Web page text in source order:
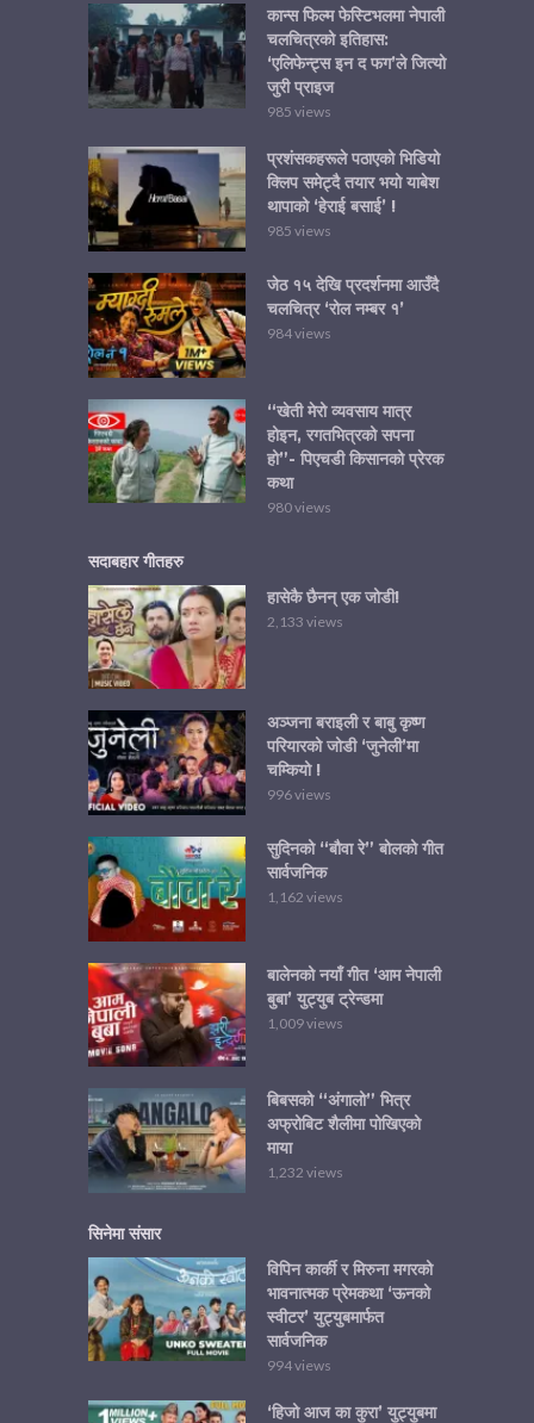
कान्स फिल्म फेस्टिभलमा नेपाली
चलचित्रको इतिहास:
‘एलिफेन्ट्स इन द फग’ले जित्यो
जुरी प्राइज
985 views
प्रशंसकहरूले पठाएको भिडियो
क्लिप समेट्दै तयार भयो याबेश
थापाको ‘हेराई बसाई’ !
985 views
जेठ १५ देखि प्रदर्शनमा आउँदै
चलचित्र ‘रोल नम्बर १’
984 views
“खेती मेरो व्यवसाय मात्र
होइन, रगतभित्रको सपना
हो”- पिएचडी किसानको प्रेरक
कथा
980 views
सदाबहार गीतहरु
हासेकै छैनन् एक जोडी!
2,133 views
अञ्जना बराइली र बाबु कृष्ण
परियारको जोडी ‘जुनेली’मा
चम्कियो !
996 views
सुदिनको “बौवा रे” बोलको गीत
सार्वजनिक
1,162 views
बालेनको नयाँ गीत ‘आम नेपाली
बुबा’ युट्युब ट्रेन्डमा
1,009 views
बिबसको “अंगालो” भित्र
अफ्रोबिट शैलीमा पोखिएको
माया
1,232 views
सिनेमा संसार
विपिन कार्की र मिरुना मगरको
भावनात्मक प्रेमकथा ‘ऊनको
स्वीटर’ युट्युबमार्फत
सार्वजनिक
994 views
‘हिजो आज का कुरा’ युट्युबमा